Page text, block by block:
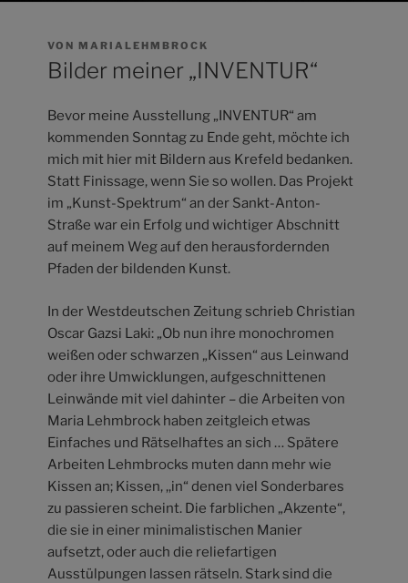
VERÖFFENTLICHT
AM
VON MARIALEHMBROCK
Bilder meiner „INVENTUR“
Bevor meine Ausstellung „INVENTUR“ am
kommenden Sonntag zu Ende geht, möchte ich
mich mit hier mit Bildern aus Krefeld bedanken.
Statt Finissage, wenn Sie so wollen. Das Projekt
im „Kunst-Spektrum“ an der Sankt-Anton-
Straße war ein Erfolg und wichtiger Abschnitt
auf meinem Weg auf den herausfordernden
Pfaden der bildenden Kunst.
In der Westdeutschen Zeitung schrieb Christian
Oscar Gazsi Laki: „Ob nun ihre monochromen
weißen oder schwarzen „Kissen“ aus Leinwand
oder ihre Umwicklungen, aufgeschnittenen
Leinwände mit viel dahinter – die Arbeiten von
Maria Lehmbrock haben zeitgleich etwas
Einfaches und Rätselhaftes an sich … Spätere
Arbeiten Lehmbrocks muten dann mehr wie
Kissen an; Kissen, ,,in“ denen viel Sonderbares
zu passieren scheint. Die farblichen „Akzente“,
die sie in einer minimalistischen Manier
aufsetzt, oder auch die reliefartigen
Ausstülpungen lassen rätseln. Stark sind die